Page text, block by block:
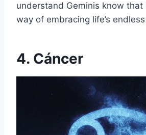
understand Geminis know that
way of embracing life’s
4. Cáncer